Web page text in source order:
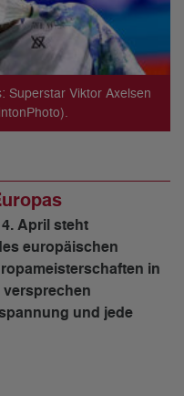
Superstar Viktor Axelsen
April steht
europäischen
in
und jede